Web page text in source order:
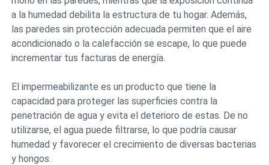
a la humedad debilita la estructura de tu hogar. Además,
las paredes sin protección adecuada permiten que el aire
acondicionado o la calefacción se escape, lo que puede
incrementar tus facturas de energía.
El impermeabilizante es un producto que tiene la
capacidad para proteger las superficies contra la
penetración de agua y evita el deterioro de estas. De no
utilizarse, el agua puede filtrarse, lo que podría causar
humedad y favorecer el crecimiento de diversas bacterias
y hongos.